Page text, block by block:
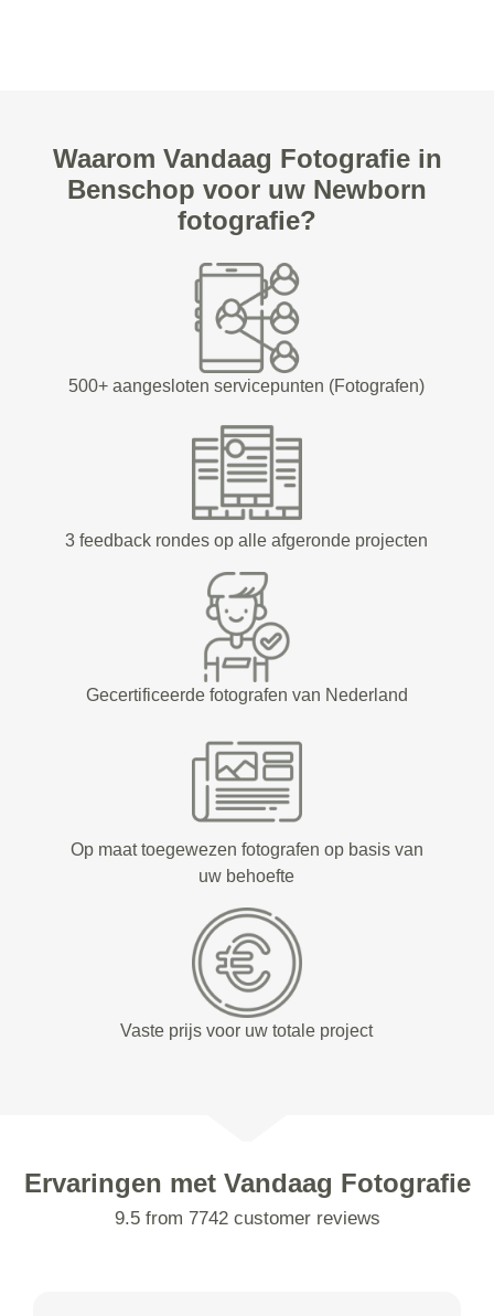
Waarom Vandaag Fotografie in
Benschop voor uw Newborn
fotografie?
500+ aangesloten servicepunten (Fotografen)
3 feedback rondes op alle afgeronde projecten
Gecertificeerde fotografen van Nederland
Op maat toegewezen fotografen op basis van
uw behoefte
Vaste prijs voor uw totale project
Ervaringen met Vandaag Fotografie
9.5 from 7742 customer reviews